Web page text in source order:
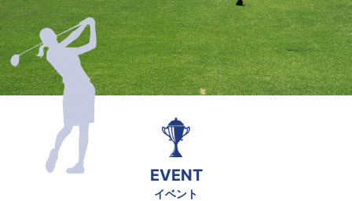
EVENT
イベント